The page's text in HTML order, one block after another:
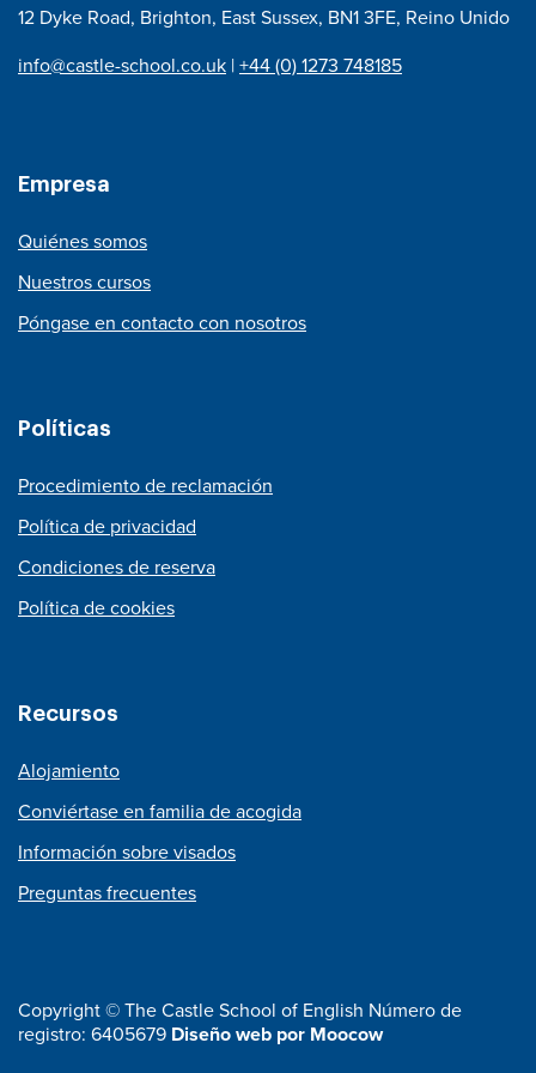
12 Dyke Road, Brighton, East Sussex, BN1 3FE, Reino Unido
info@castle-school.co.uk |+44 (0) 1273 748185
Empresa
Quiénes somos
Nuestros cursos
Póngase en contacto con nosotros
Políticas
Procedimiento de reclamación
Política de privacidad
Condiciones de reserva
Política de cookies
Recursos
Alojamiento
Conviértase en familia de acogida
Información sobre visados
Preguntas frecuentes
Copyright © The Castle School of English Número de
registro: 6405679 Diseño web por Moocow